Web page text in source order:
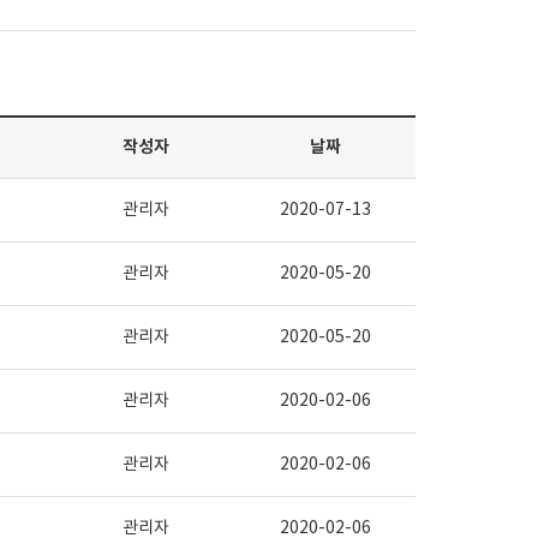
작성자 날짜
관리자 2020-07-13
관리자 2020-05-20
관리자 2020-05-20
관리자 2020-02-06
관리자 2020-02-06
관리자 2020-02-06